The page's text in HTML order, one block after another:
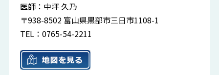
医師：中坪 久乃
〒938-8502 富山県黒部市三日市1108-1
TEL：0765-54-2211